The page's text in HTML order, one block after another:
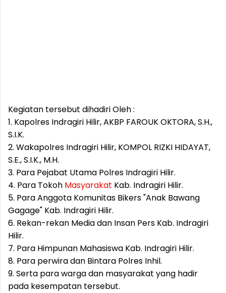
Kegiatan tersebut dihadiri Oleh :
1. Kapolres Indragiri Hilir, AKBP FAROUK OKTORA, S.H.,
S.I.K.
2. Wakapolres Indragiri Hilir, KOMPOL RIZKI HIDAYAT,
S.E., S.I.K., M.H.
3. Para Pejabat Utama Polres Indragiri Hilir.
4. Para Tokoh Masyarakat Kab. Indragiri Hilir.
5. Para Anggota Komunitas Bikers "Anak Bawang
Gagage" Kab. Indragiri Hilir.
6. Rekan-rekan Media dan Insan Pers Kab. Indragiri
Hilir.
7. Para Himpunan Mahasiswa Kab. Indragiri Hilir.
8. Para perwira dan Bintara Polres Inhil.
9. Serta para warga dan masyarakat yang hadir
pada kesempatan tersebut.